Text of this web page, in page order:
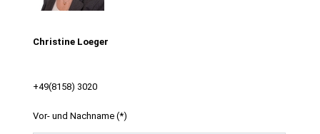
Christine Loeger
+49(8158) 3020
Vor- und Nachname (*)